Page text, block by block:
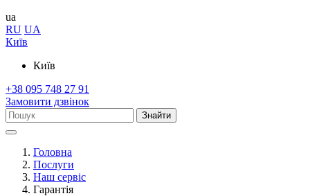
ua
RU UA
Київ
Київ
+38 095 748 27 91
Замовити дзвінок
Знайти
Головна
Послуги
Наш сервіс
Гарантія